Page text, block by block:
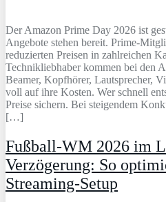
Der Amazon Prime Day 2026 ist
Angebote stehen bereit. Prime-
reduzierten Preisen in zahlreichen
Technikliebhaber kommen bei den
Beamer, Kopfhörer, Lautsprecher,
voll auf ihre Kosten. Wer schnell
Preise sichern. Bei steigendem
[…]
Fußball-WM 2026 im
Verzögerung: So
Streaming-Setup